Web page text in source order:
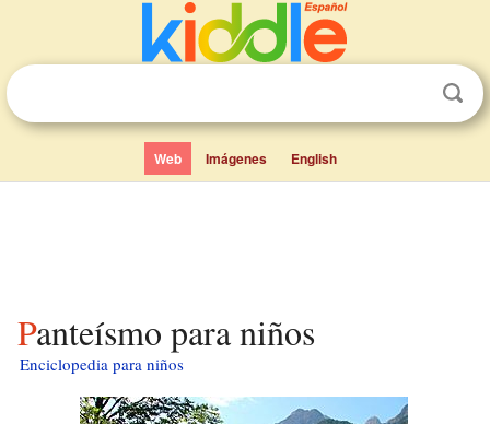
Web Imágenes English
Panteísmo para niños
Enciclopedia para niños